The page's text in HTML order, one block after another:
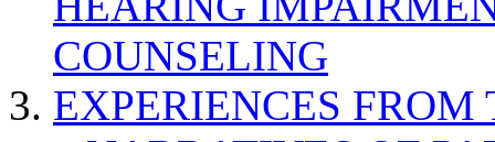
COUNSELING
EXPERIENCES